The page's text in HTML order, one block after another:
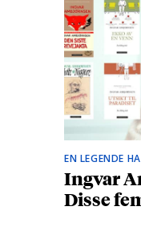
EN LEGENDE
Ingvar
Disse